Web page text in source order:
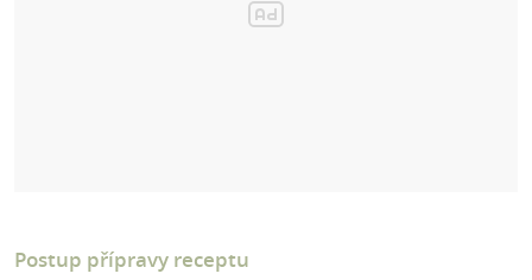
Postup přípravy receptu